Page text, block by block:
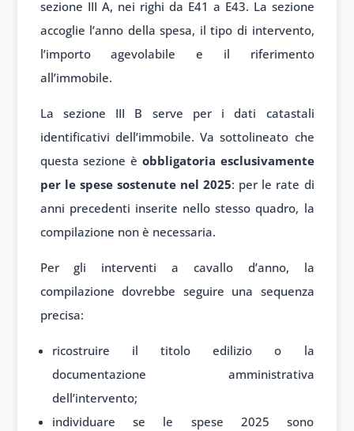
sezione III A, nei righi da E41 a E43. La sezione
accoglie l’anno della spesa, il tipo di intervento,
l’importo agevolabile e il riferimento
all’immobile.
La sezione III B serve per i dati catastali
identificativi dell’immobile. Va sottolineato che
questa sezione è obbligatoria esclusivamente
per le spese sostenute nel 2025: per le rate di
anni precedenti inserite nello stesso quadro, la
compilazione non è necessaria.
Per gli interventi a cavallo d’anno, la
compilazione dovrebbe seguire una sequenza
precisa:
ricostruire il titolo edilizio o la
documentazione amministrativa
dell’intervento;
individuare se le spese 2025 sono